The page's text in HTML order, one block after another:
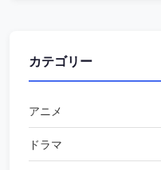
カテゴリー
アニメ
ドラマ